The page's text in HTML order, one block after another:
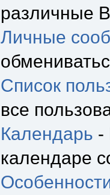
различные
Личные
Список
все
Календарь -
календаре